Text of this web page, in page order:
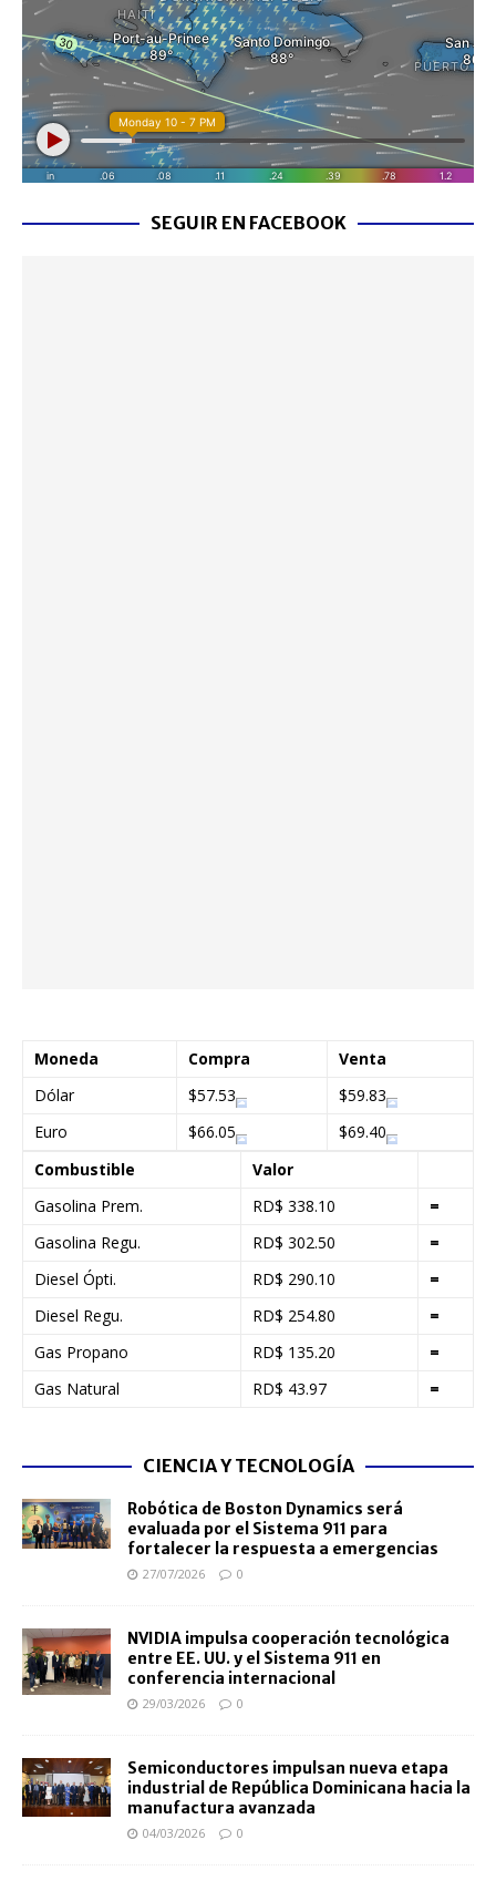
SEGUIR EN FACEBOOK
Moneda Compra
Venta
Dólar
$57.53
$59.83
Euro
$66.05
$69.40
Combustible
Valor
Gasolina Prem.
RD$ 338.10
=
Gasolina Regu.
RD$ 302.50
=
Diesel Ópti.
RD$ 290.10
=
Diesel Regu.
RD$ 254.80
=
Gas Propano
RD$ 135.20
=
Gas Natural
RD$ 43.97 =
CIENCIA Y TECNOLOGÍA
Robótica de Boston Dynamics será
evaluada por el Sistema 911 para
fortalecer la respuesta a emergencias
27/07/2026 0
NVIDIA impulsa cooperación tecnológica
entre EE. UU. y el Sistema 911 en
conferencia internacional
29/03/2026 0
Semiconductores impulsan nueva etapa
industrial de República Dominicana hacia la
manufactura avanzada
04/03/2026 0